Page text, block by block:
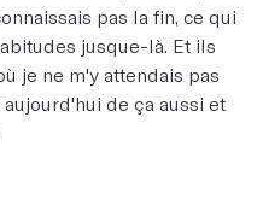
pas la fin, ce qui
jusque-là. Et ils
je ne m'y attendais pas
de ça aussi et